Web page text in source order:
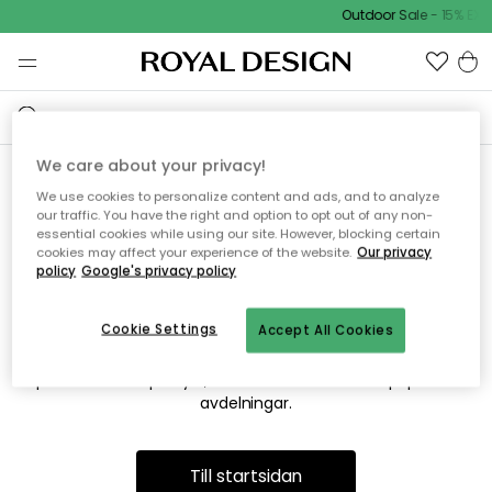
Outdoor Sale - 15%
Vi hittar tyvärr inte sidan du
söker
Detta kan bero på att sidan inte längre finns eller att den har
flyttats. Vi ber om ursäkt för besväret. I menyn ovan kan du
prova att söka på nytt, eller besöka en av våra populära
avdelningar.
Till startsidan
We care about your privacy!
We use cookies to personalize content and ads, and to analyze
our traffic. You have the right and option to opt out of any non-
essential cookies while using our site. However, blocking certain
cookies may affect your experience of the website. Our privacy
policy Google's privacy policy
Accept All Cookies
Cookie Settings